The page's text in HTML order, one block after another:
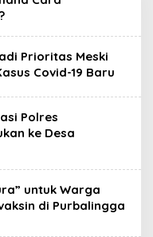
Prioritas Meski
Covid-19 Baru
Polres
ke Desa
untuk Warga
di Purbalingga